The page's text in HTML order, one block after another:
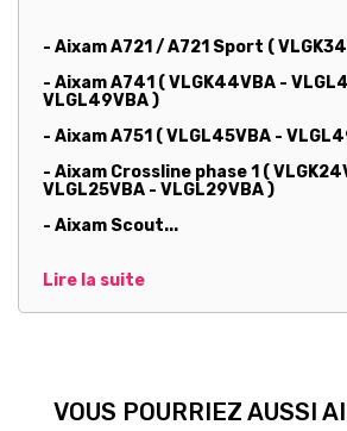
- Aixam A721 / A721 Sport (
- Aixam A741 ( VLGK44VBA -
VLGL49VBA )
- Aixam A751 ( VLGL45VBA -
- Aixam Crossline phase 1 (
VLGL25VBA - VLGL29VBA )
- Aixam Scout...
Lire la suite
VOUS POURRIEZ AUSSI